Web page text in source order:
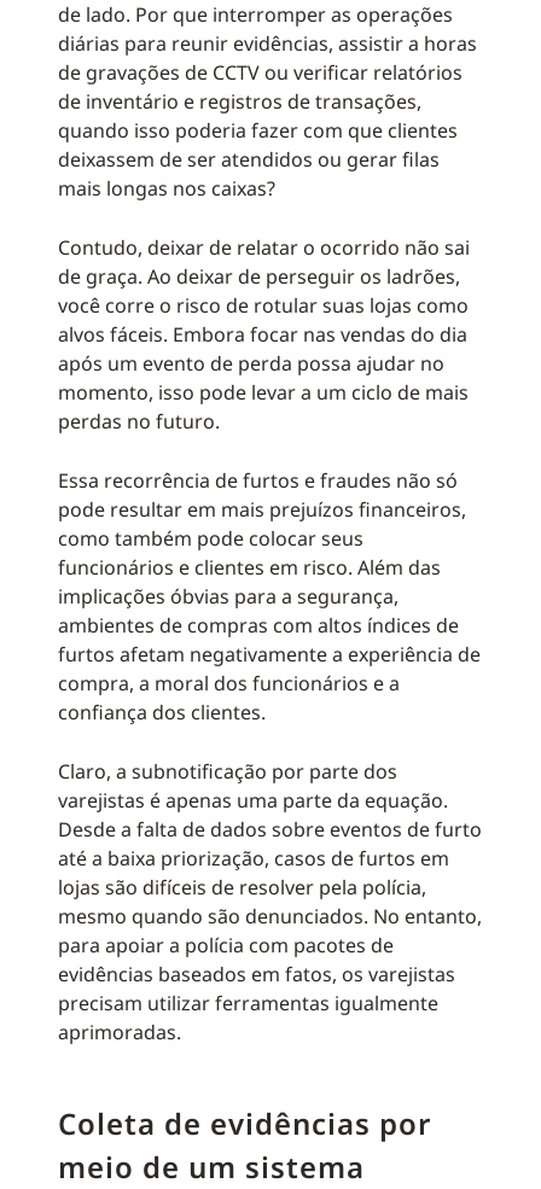
de lado. Por que interromper as operações
diárias para reunir evidências, assistir a horas
de gravações de CCTV ou verificar relatórios
de inventário e registros de transações,
quando isso poderia fazer com que clientes
deixassem de ser atendidos ou gerar filas
mais longas nos caixas?
Contudo, deixar de relatar o ocorrido não sai
de graça. Ao deixar de perseguir os ladrões,
você corre o risco de rotular suas lojas como
alvos fáceis. Embora focar nas vendas do dia
após um evento de perda possa ajudar no
momento, isso pode levar a um ciclo de mais
perdas no futuro.
Essa recorrência de furtos e fraudes não só
pode resultar em mais prejuízos financeiros,
como também pode colocar seus
funcionários e clientes em risco. Além das
implicações óbvias para a segurança,
ambientes de compras com altos índices de
furtos afetam negativamente a experiência de
compra, a moral dos funcionários e a
confiança dos clientes.
Claro, a subnotificação por parte dos
varejistas é apenas uma parte da equação.
Desde a falta de dados sobre eventos de furto
até a baixa priorização, casos de furtos em
lojas são difíceis de resolver pela polícia,
mesmo quando são denunciados. No entanto,
para apoiar a polícia com pacotes de
evidências baseados em fatos, os varejistas
precisam utilizar ferramentas igualmente
aprimoradas.
Coleta de evidências por
meio de um sistema